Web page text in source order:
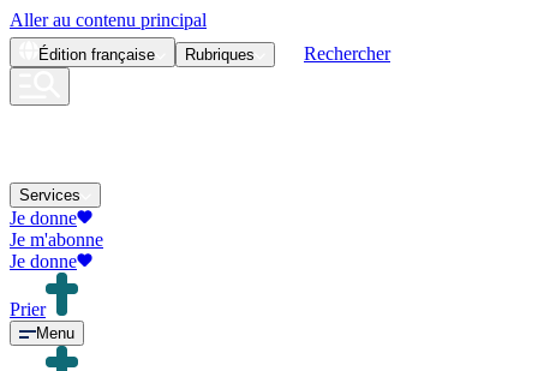
Aller au contenu principal
Édition française Rubriques Rechercher
Services
Je donne
Je m'abonne
Je donne
Prier
Menu